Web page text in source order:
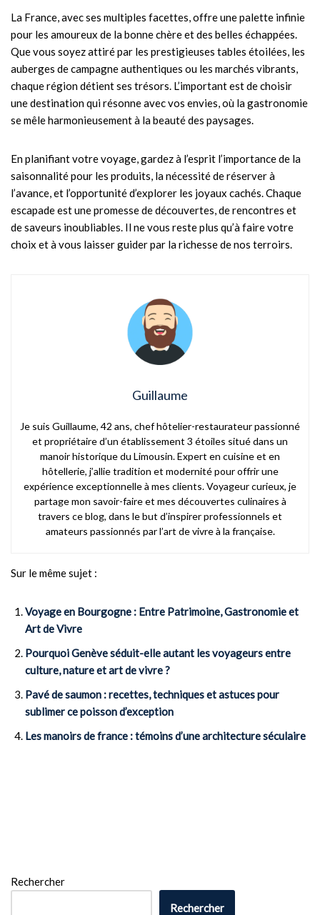
La France, avec ses multiples facettes, offre une palette infinie
pour les amoureux de la bonne chère et des belles échappées.
Que vous soyez attiré par les prestigieuses tables étoilées, les
auberges de campagne authentiques ou les marchés vibrants,
chaque région détient ses trésors. L’important est de choisir
une destination qui résonne avec vos envies, où la gastronomie
se mêle harmonieusement à la beauté des paysages.
En planifiant votre voyage, gardez à l’esprit l’importance de la
saisonnalité pour les produits, la nécessité de réserver à
l’avance, et l’opportunité d’explorer les joyaux cachés. Chaque
escapade est une promesse de découvertes, de rencontres et
de saveurs inoubliables. Il ne vous reste plus qu’à faire votre
choix et à vous laisser guider par la richesse de nos terroirs.
Guillaume
Je suis Guillaume, 42 ans, chef hôtelier-restaurateur passionné
et propriétaire d’un établissement 3 étoiles situé dans un
manoir historique du Limousin. Expert en cuisine et en
hôtellerie, j’allie tradition et modernité pour offrir une
expérience exceptionnelle à mes clients. Voyageur curieux, je
partage mon savoir-faire et mes découvertes culinaires à
travers ce blog, dans le but d’inspirer professionnels et
amateurs passionnés par l’art de vivre à la française.
Sur le même sujet :
Voyage en Bourgogne : Entre Patrimoine, Gastronomie et
Art de Vivre
Pourquoi Genève séduit-elle autant les voyageurs entre
culture, nature et art de vivre ?
Pavé de saumon : recettes, techniques et astuces pour
sublimer ce poisson d’exception
Les manoirs de france : témoins d’une architecture séculaire
Rechercher
Rechercher